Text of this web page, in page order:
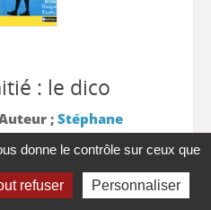
: le dico
; Stéphane
|
découvrir l'amour,
donne le contrôle sur ceux que
refuser Personnaliser